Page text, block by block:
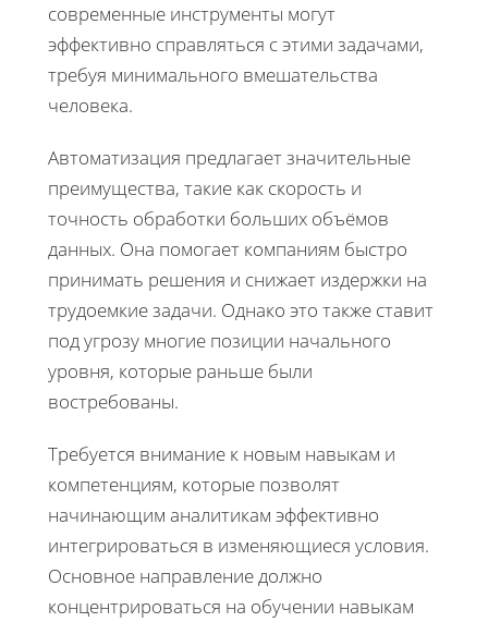
современные инструменты могут
эффективно справляться с этими задачами,
требуя минимального вмешательства
человека.
Автоматизация предлагает значительные
преимущества, такие как скорость и
точность обработки больших объёмов
данных. Она помогает компаниям быстро
принимать решения и снижает издержки на
трудоемкие задачи. Однако это также ставит
под угрозу многие позиции начального
уровня, которые раньше были
востребованы.
Требуется внимание к новым навыкам и
компетенциям, которые позволят
начинающим аналитикам эффективно
интегрироваться в изменяющиеся условия.
Основное направление должно
концентрироваться на обучении навыкам